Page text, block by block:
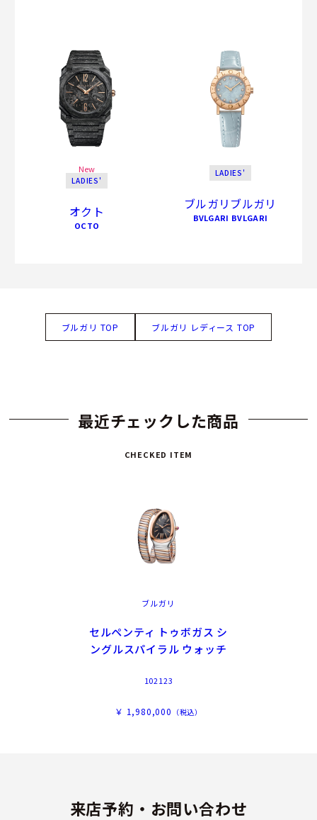
New
LADIES'
オクト
OCTO
LADIES'
ブルガリブルガリ
BVLGARI BVLGARI
ブルガリ TOP ブルガリ レディース TOP
最近チェックした商品
CHECKED ITEM
ブルガリ
セルペンティ トゥボガス シ
ングルスパイラル ウォッチ
102123
￥ 1,980,000 （税込）
来店予約・お問い合わせ